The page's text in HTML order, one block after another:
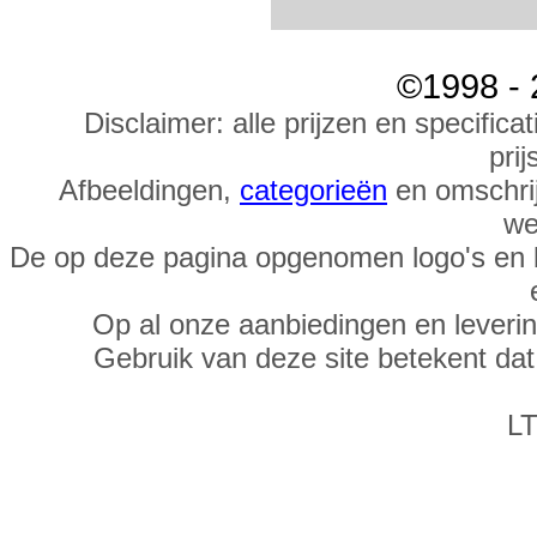
©1998 -
Disclaimer: alle prijzen en
Afbeeldingen, categorieën en
De op deze pagina opgenomen logo's
Op al onze aanbiedingen en
Gebruik van deze site betekent